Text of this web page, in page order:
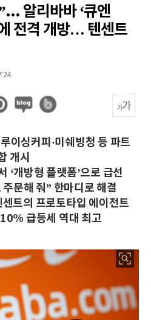
알리바바 ‘큐엔
전격 개방… 텐센트
이싱커피·미쉐빙청 등 파트
개시
‘개방형 플랫폼’으로 급선
문해 줘” 한마디로 해결
트의 프로토타입 에이전트
급등세 역대 최고